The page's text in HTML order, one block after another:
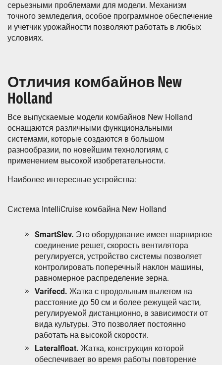
серьезными проблемами для модели. Механизм
точного земледелия, особое программное обеспечение
и учетчик урожайности позволяют работать в любых
условиях.
Отличия комбайнов New
Holland
Все выпускаемые модели комбайнов New Holland
оснащаются различными функциональными
системами, которые создаются в большом
разнообразии, по новейшим технологиям, с
применением высокой изобретательности.
Наиболее интересные устройства:
Система IntelliCruise комбайна New Holland
SmartSlev. Это оборудование имеет шарнирное
соединение решет, скорость вентилятора
регулируется, устройство системы позволяет
контролировать поперечный наклон машины,
равномерное распределение зерна.
Varifecd. Жатка с продольным вылетом на
расстояние до 50 см и более режущей части,
регулируемой дистанционно, в зависимости от
вида культуры. Это позволяет постоянно
работать на высокой скорости.
Lateralfloat. Жатка, конструкция которой
обеспечивает во время работы повторение